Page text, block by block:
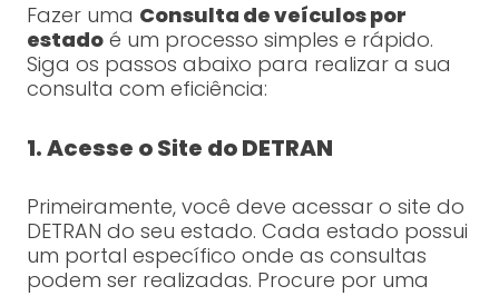
Fazer uma Consulta de veículos por
estadoé um processo simples e rápido.
Siga os passos abaixo para realizar a sua
consulta com eficiência:
1. Acesse o Site do DETRAN
Primeiramente, você deve acessar o site do
DETRAN do seu estado. Cada estado possui
um portal específico onde as consultas
podem ser realizadas. Procure por uma